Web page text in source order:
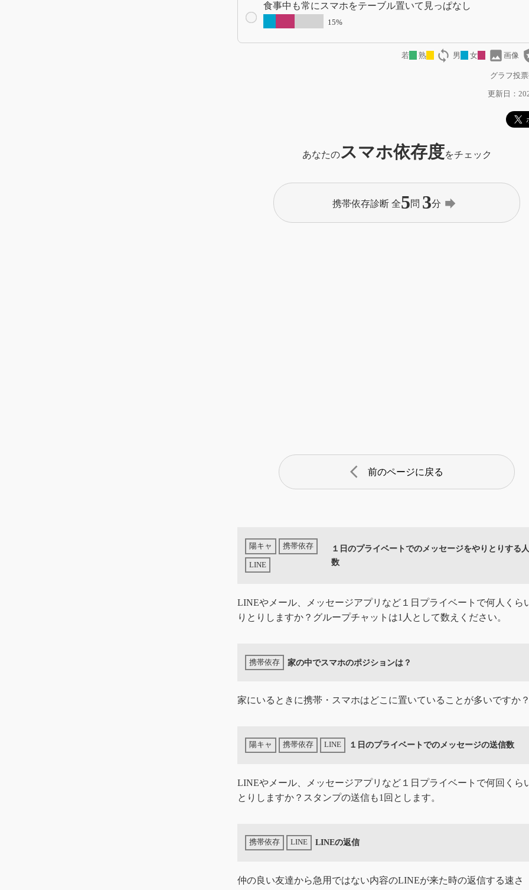
食事中も常にスマホをテーブル置いて見っぱなし
15%
若 熟 loop 男 女 image画像
グラフ投
更新日：
あなたのスマホ依存度をチェック
携帯依存診断 全5問 3分 forward
arrow_back_ios 前のページに戻る
１日のプライベートでのメッセージをやりとりする人
数
LINEやメール、メッセージアプリなど１日プライベートで何人くら
りとりしますか？グループチャットは1人として数えください。
家の中でスマホのポジションは？
家にいるときに携帯・スマホはどこに置いていることが多いですか
１日のプライベートでのメッセージの送信数
LINEやメール、メッセージアプリなど１日プライベートで何回くら
とりしますか？スタンプの送信も1回とします。
LINEの返信
仲の良い友達から急用ではない内容のLINEが来た時の返信する速さ